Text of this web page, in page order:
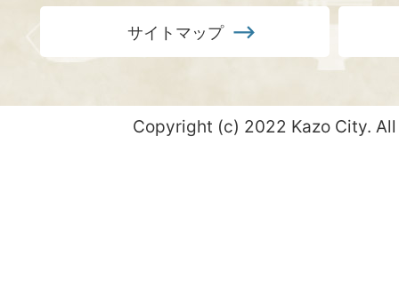
サイトマップ
Copyright (c) 2022 Kazo City.